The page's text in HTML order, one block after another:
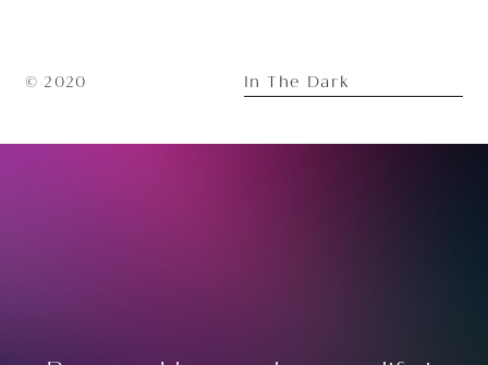
© 2020 In The Dark